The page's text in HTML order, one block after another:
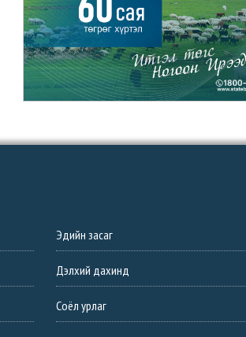
Эдийн засаг
Дэлхий дахинд
Соёл урлаг